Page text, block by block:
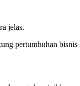
jelas.
pertumbuhan bisnis